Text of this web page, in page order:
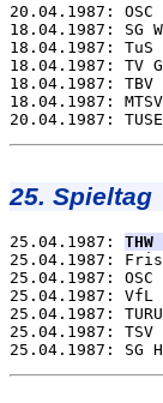
20.04.1987:
18.04.1987:
18.04.1987:
18.04.1987:
18.04.1987:
18.04.1987:
25. Spieltag
25.04.1987:
25.04.1987:
25.04.1987:
25.04.1987:
25.04.1987:
25.04.1987: